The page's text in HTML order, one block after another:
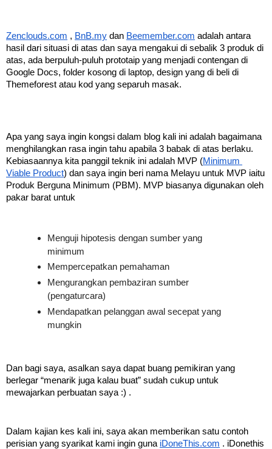
Zenclouds.com , BnB.my dan Beemember.com adalah antara
hasil dari situasi di atas dan saya mengakui di sebalik 3 produk di
atas, ada berpuluh-puluh prototaip yang menjadi contengan di
Google Docs, folder kosong di laptop, design yang di beli di
Themeforest atau kod yang separuh masak.
Apa yang saya ingin kongsi dalam blog kali ini adalah bagaimana
menghilangkan rasa ingin tahu apabila 3 babak di atas berlaku.
Kebiasaannya kita panggil teknik ini adalah MVP (Minimum
Viable Product) dan saya ingin beri nama Melayu untuk MVP iaitu
Produk Berguna Minimum (PBM). MVP biasanya digunakan oleh
pakar barat untuk
Menguji hipotesis dengan sumber yang
minimum
Mempercepatkan pemahaman
Mengurangkan pembaziran sumber
(pengaturcara)
Mendapatkan pelanggan awal secepat yang
mungkin
Dan bagi saya, asalkan saya dapat buang pemikiran yang
berlegar “menarik juga kalau buat” sudah cukup untuk
mewajarkan perbuatan saya :) .
Dalam kajian kes kali ini, saya akan memberikan satu contoh
perisian yang syarikat kami ingin guna iDoneThis.com . iDonethis